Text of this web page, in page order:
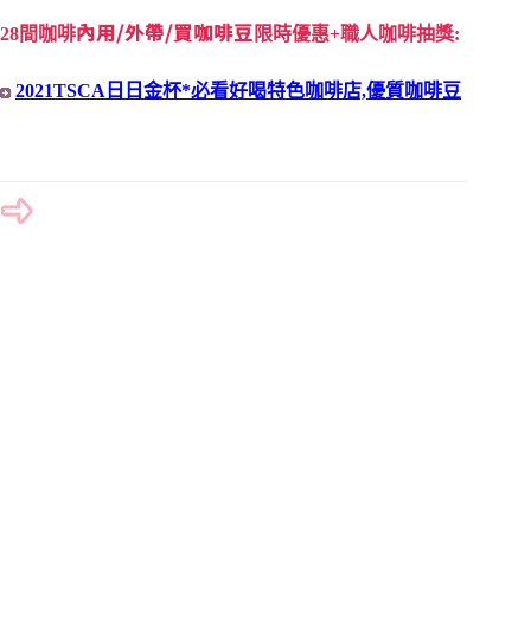
28間咖啡內用/外帶/買咖啡豆 限時優惠+職人咖啡抽獎:
2021TSCA日日金杯*必看好喝特色咖啡店,優質咖啡豆